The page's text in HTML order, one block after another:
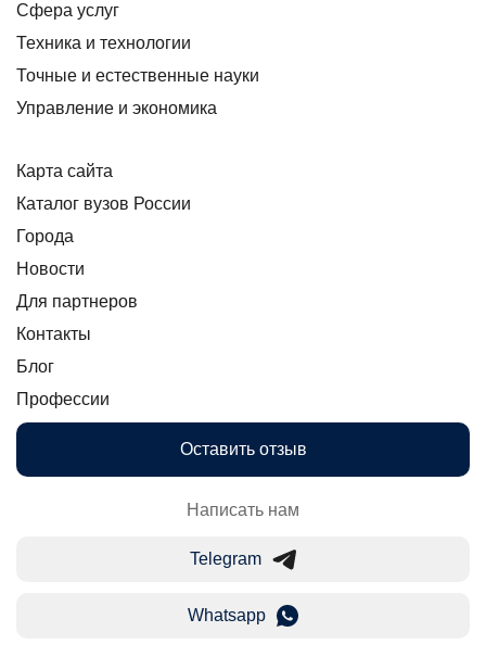
Сфера услуг
Техника и технологии
Точные и естественные науки
Управление и экономика
Карта сайта
Каталог вузов России
Города
Новости
Для партнеров
Контакты
Блог
Профессии
Оставить отзыв
Написать нам
Telegram
Whatsapp